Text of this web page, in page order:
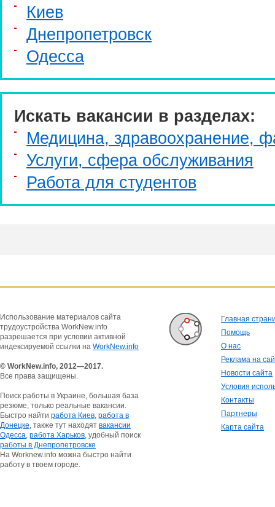
Киев
Днепропетровск
Одесса
Искать вакансии в разделах:
Медицина, здравоохранение,
Услуги, cфера обслуживания
Работа для студентов
Использование материалов сайта
трудоустройства WorkNew.info
разрешается при условии активной
индексируемой ссылки на WorkNew.info
© WorkNew.info, 2012—2017.
Все права защищены.
Поиск работы в Украине, большая база
резюме, только реальные вакансии.
Быстро найти работа Киев, работа в
Донецке, также тут находят вакансии
Одесса, работа Харьков, удобный поиск
работы в Днепропетровске
На Worknew.info можна быстро найти
работу в твоем городе.
Главная
Помощь
О нас
Реклама на
Новости сайта
Условия
Контакты
Партнеры
Карта сайта